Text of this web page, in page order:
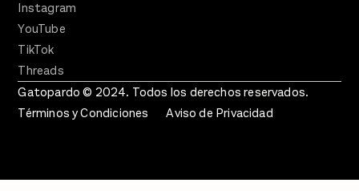
Instagram
YouTube
TikTok
Threads
Gatopardo © 2024. Todos los derechos reservados.
Términos y Condiciones
Aviso de Privacidad